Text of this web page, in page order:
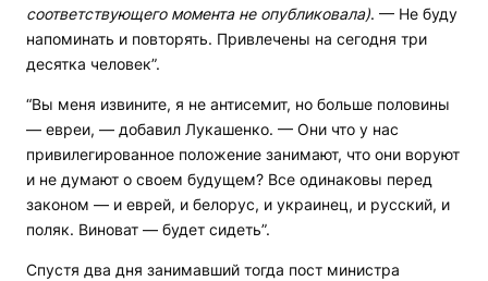
соответствующего момента не опубликовала). — Не буду
напоминать и повторять. Привлечены на сегодня три
десятка человек”.
“Вы меня извините, я не антисемит, но больше половины
— евреи, — добавил Лукашенко. — Они что у нас
привилегированное положение занимают, что они воруют
и не думают о своем будущем? Все одинаковы перед
законом — и еврей, и белорус, и украинец, и русский, и
поляк. Виноват — будет сидеть”.
Спустя два дня занимавший тогда пост министра